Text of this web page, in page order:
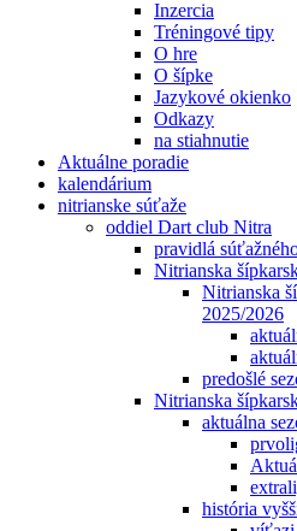
Inzercia
Tréningové tipy
O hre
O šípke
Jazykové okienko
Odkazy
na stiahnutie
Aktuálne poradie
kalendárium
nitrianske súťaže
oddiel Dart club Nitra
pravidlá
Nitrianska
Nitrianska
2025/2026
predošlé
Nitrianska
aktuálna
história